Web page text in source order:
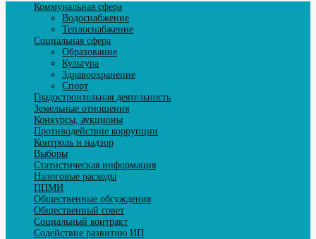
Коммунальная сфера
Водоснабжение
Теплоснабжение
Социальная сфера
Образование
Культура
Здравоохранение
Спорт
Градостроительная деятельность
Земельные отношения
Конкурсы, аукционы
Противодействие коррупции
Контроль и надзор
Выборы
Статистическая информация
Налоговые расходы
ППМИ
Общественные обсуждения
Общественный совет
Социальный контракт
Содействие развитию ИП